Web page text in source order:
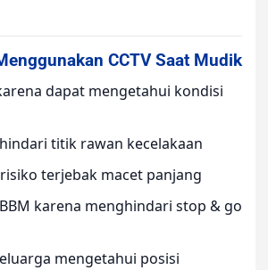
CCTV Saat Mudik
dapat mengetahui kondisi
titik rawan kecelakaan
terjebak macet panjang
karena menghindari stop & go
mengetahui posisi